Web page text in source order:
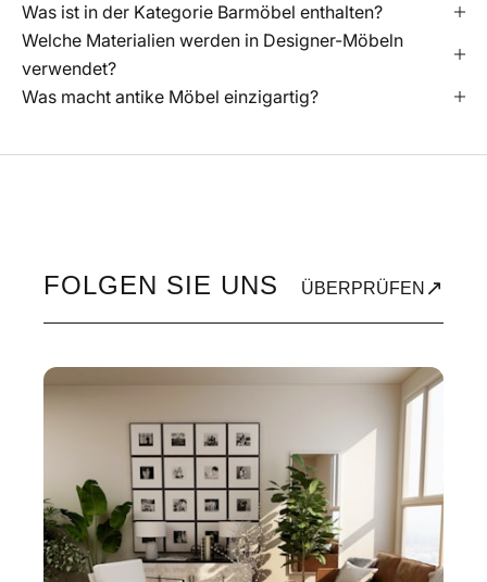
Was ist in der Kategorie Barmöbel enthalten?
Welche Materialien werden in Designer-Möbeln
verwendet?
Was macht antike Möbel einzigartig?
FOLGEN SIE UNS ÜBERPRÜFEN ↗